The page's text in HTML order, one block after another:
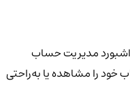
مدیریت حساب
خود را مشاهده یا به‌راحتی